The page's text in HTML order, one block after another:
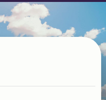
TROTE?